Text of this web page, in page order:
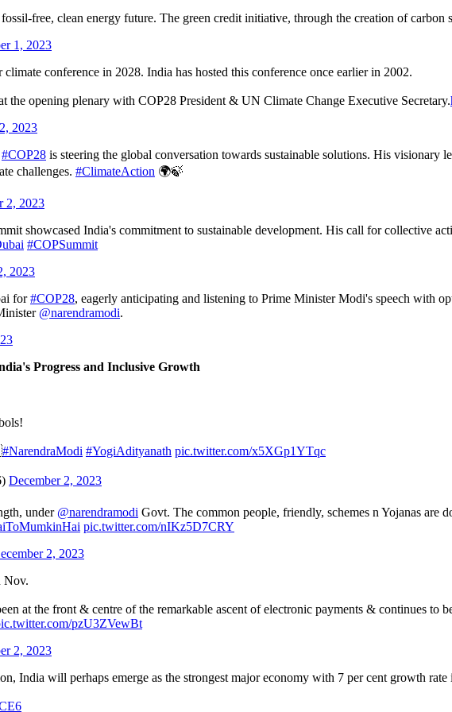
free, clean energy future. The green credit initiative, through the creation of
1, 2023
climate conference in 2028. India has hosted this conference once earlier in 2002.
the opening plenary with COP28 President & UN Climate Change Executive Secretary.
2023
#COP28 is steering the global conversation towards sustainable solutions. His visionary
challenges. #ClimateAction 🌍🍃
2, 2023
showcased India's commitment to sustainable development. His call for collective
#COPSummit
2023
for#COP28, eagerly anticipating and listening to Prime Minister Modi's speech with
@narendramodi.
Progress and Inclusive Growth
#NarendraModi #YogiAdityanath pic.twitter.com/x5XGp1YTqc
December 2, 2023
under @narendramodi Govt. The common people, friendly, schemes n Yojanas are
pic.twitter.com/nIKz5D7CRY
2, 2023
Nov.
at the front & centre of the remarkable ascent of electronic payments & continues to
pzU3ZVewBt
2, 2023
India will perhaps emerge as the strongest major economy with 7 per cent growth